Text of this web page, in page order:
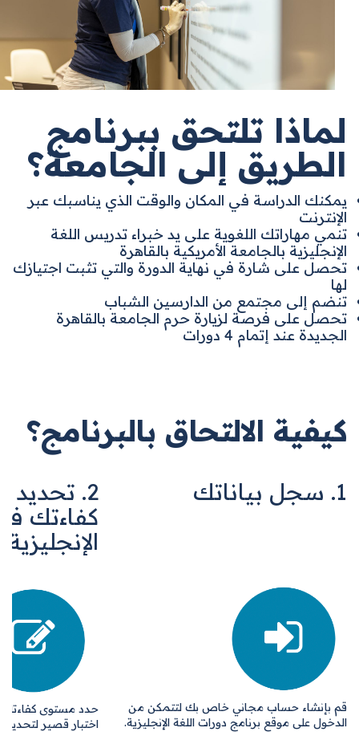
لماذا تلتحق ببرنامج
الطريق إلى الجامعة؟
يمكنك الدراسة في المكان والوقت الذي يناسبك عبر
الإنترنت
تنمي مهاراتك اللغوية على يد خبراء تدريس اللغة
الإنجليزية بالجامعة الأمريكية بالقاهرة
تحصل على شارة في نهاية الدورة والتي تثبت اجتيازك
لها
تنضم إلى مجتمع من الدارسين الشباب
تحصل على فرصة لزيارة حرم الجامعة بالقاهرة
الجديدة عند إتمام 4 دورات
كيفية الالتحاق بالبرنامج؟
قم بإنشاء حساب مجاني خاص بك لتتمكن من
الدخول على موقع برنامج دورات اللغة الإنجليزية.
2. تحديد
كفاءتك في
الإنجليزية
حدد مستوى كفاءتك في
اختبار قصير لتحديد